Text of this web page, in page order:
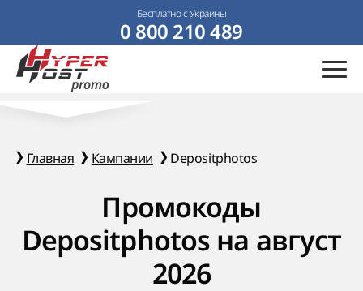
Бесплатно с Украины
0 800 210 489
Главная Кампании Depositphotos
Промокоды
Depositphotos на август
2026